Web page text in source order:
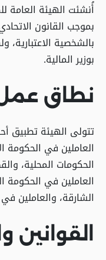
أُنشئت الهيئة العامة
بالشخصية الاعتبارية،
بوزير المالية.
نطاق عمل
تتولى الهيئة تطبيق
العاملين في الحكومة
الحكومات المحلية،
العاملين في الحكومة
الشارقة، والعاملين
القوانين